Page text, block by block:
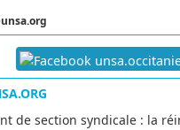
de section syndicale : la